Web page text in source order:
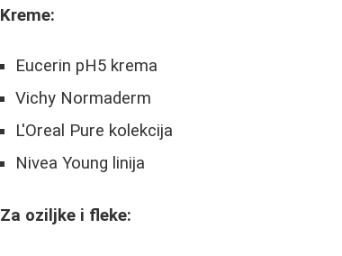
Kreme:
Eucerin pH5 krema
Vichy Normaderm
L'Oreal Pure kolekcija
Nivea Young linija
Za oziljke i fleke: